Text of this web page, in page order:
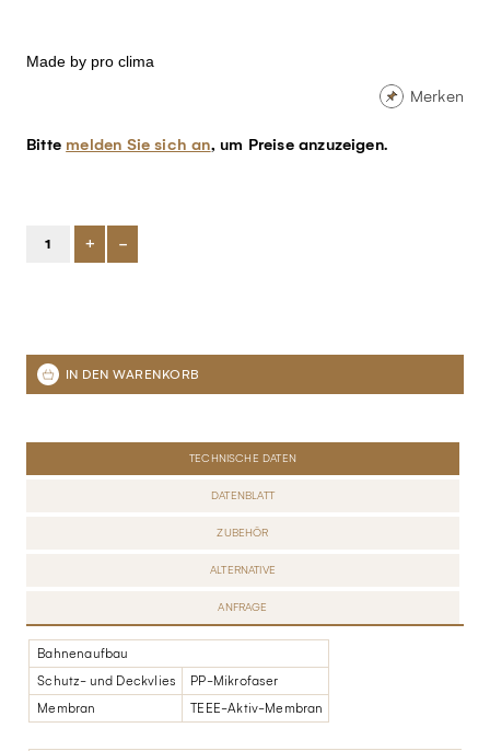
Made by pro clima
Merken
Bitte melden Sie sich an, um Preise anzuzeigen.
+ -
TECHNISCHE DATEN
DATENBLATT
ZUBEHÖR
ALTERNATIVE
ANFRAGE
Bahnenaufbau
Schutz- und Deckvlies
PP-Mikrofaser
Membran
TEEE-Aktiv-Membran